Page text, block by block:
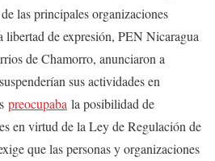
las principales organizaciones
libertad de expresión, PEN Nicaragua
de Chamorro, anunciaron a
sus actividades en
preocupaba la posibilidad de
en virtud de la Ley de Regulación de
que las personas y organizaciones